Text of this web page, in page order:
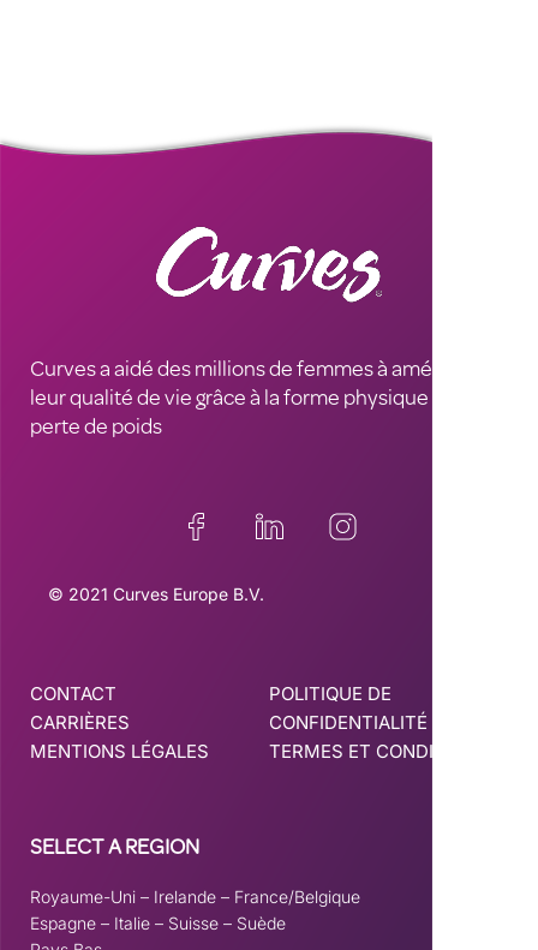
Curves a aidé des millions de femmes à améliorer
leur qualité de vie grâce à la forme physique et à la
perte de poids
© 2021 Curves Europe B.V.
CONTACT
CARRIÈRES
MENTIONS LÉGALES
POLITIQUE DE
CONFIDENTIALITÉ
TERMES ET CONDITIONS
SELECT A REGION
Royaume-Uni – Irelande – France/Belgique
Espagne – Italie – Suisse – Suède